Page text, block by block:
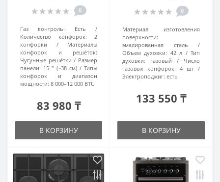
0
Газ контроль:
Есть
Количество конфорок:
2
конфорки
Материалы
конфорок и решёток:
Чугунные решётки
Размер
панели: 15 ″ (~38 см)
Типы
конфорок и диапазон
мощности: 8 000–12 000 BTU
83 980 ₸
В КОРЗИНУ
0
Материал изготовления
поверхности:
эмалированная сталь
Объем духовки: 42 л
Тип
духовки:
газовый
Число
газовых конфорок: 4 шт
Электроподжиг: есть
133 550 ₸
В КОРЗИНУ